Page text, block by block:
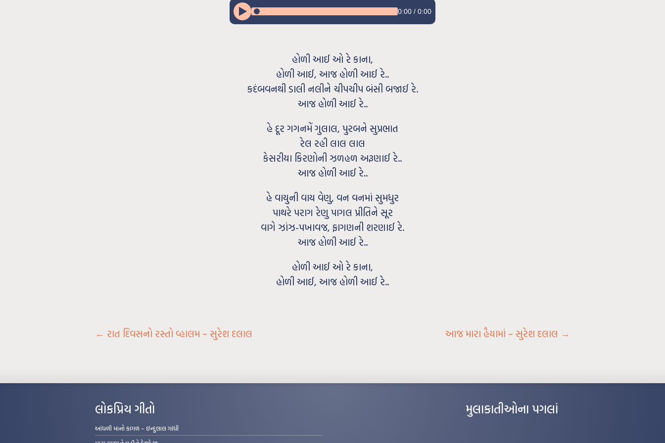
0:00 / 0:00
હોળી આઈ ઓ રે કાના,
હોળી આઈ, આજ હોળી આઈ રે..
કદંબવનથી ડાલી નલીને ચીપચીપ બંસી બજાઈ રે.
આજ હોળી આઈ રે..
હે દૂર ગગનમેં ગુલાલ, પુરબને સુપ્રભાત
રેલ રહી લાલ લાલ
કેસરીયા કિરણોની ઝળહળ અરૂણાઈ રે..
આજ હોળી આઈ રે..
હે વાયુની વાય વેણુ, વન વનમાં સુમધુર
પાથરે પરાગ રેણુ પાગલ પ્રીતિને સૂર
વાગે ઝાંઝ-પખાવજ, ફાગણની શરણાઈ રે.
આજ હોળી આઈ રે..
હોળી આઈ ઓ રે કાના,
હોળી આઈ, આજ હોળી આઈ રે..
← રાત દિવસનો રસ્તો વ્હાલમ – સુરેશ દલાલ આજ મારા હૈયામાં – સુરેશ દલાલ →
લોકપ્રિય ગીતો
આંધળી માનો કાગળ – ઇન્દુલાલ ગાંધી
મુલાકાતીઓના પગલાં